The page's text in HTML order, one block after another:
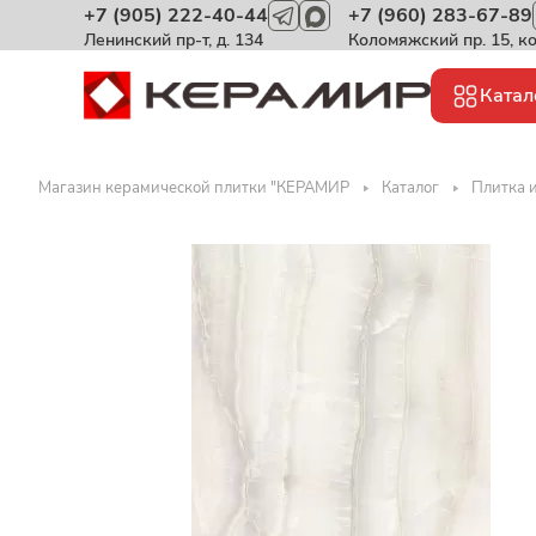
+7 (905) 222-40-44
Ленинский пр-т, д. 134
+7 (960) 283-67-89
Коломяжский пр. 15,
Магазин керамической плитки "КЕРАМИР Каталог Плитка